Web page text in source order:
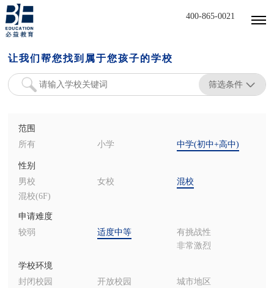
400-865-0021
让我们帮您找到属于您孩子的学校
筛选条件
范围
所有
小学 中学(初中+高中)
性别
男校
女校
混校
混校(6F)
申请难度
较弱
适度中等
有挑战性
非常激烈
学校环境
封闭校园
开放校园
城市地区